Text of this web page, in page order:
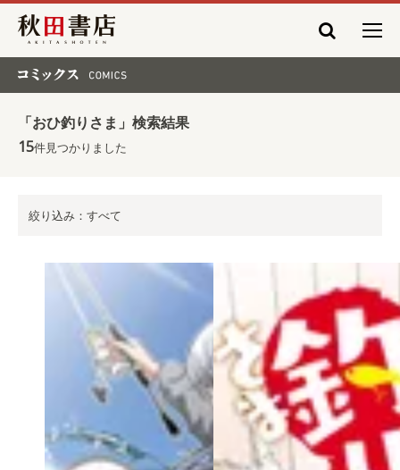
秋田書店
「おひ釣りさま」検索結果
15件見つかりました
絞り込み：すべて